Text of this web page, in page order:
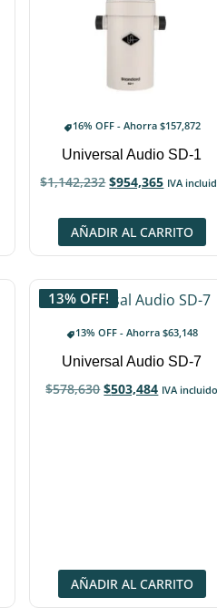
16% OFF - Ahorra $157,872
Universal Audio SD-1
$1,142,232 $954,365 IVA
AÑADIR AL CARRITO
13% OFF!
13% OFF - Ahorra $63,148
Universal Audio SD-7
$578,630 $503,484 IVA incluido
AÑADIR AL CARRITO